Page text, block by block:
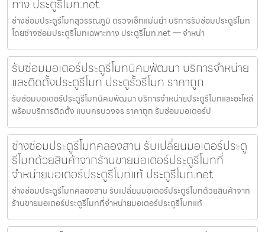
ทาง ประตูรีโมท.net
ช่างซ่อมประตูรีโมทสุวรรณภูมิ ตรวจเช็กแม่นยำ บริการรับซ่อมประตูรีโมท
โดยช่างซ่อมประตูรีโมทเฉพาะทาง ประตูรีโมท.net — จำหน่า
รับซ่อมมอเตอร์ประตูรีโมทนิคมพัฒนา บริการจำหน่าย
และติดตั้งประตูรีโมท ประตูรั้วรีโมท ราคาถูก
รับซ่อมมอเตอร์ประตูรีโมทนิคมพัฒนา บริการจำหน่ายประตูรีโมทและอะไหล่
พร้อมบริการติดตั้ง แบบครบวงจร ราคาถูก รับซ่อมมอเตอร์ป
ช่างซ่อมประตูรีโมทคลองสาน รับเปลี่ยนมอเตอร์ประตู
รีโมทด้วยสินค้าจากร้านขายมอเตอร์ประตูรีโมทที่
จำหน่ายมอเตอร์ประตูรีโมทแท้ ประตูรีโมท.net
ช่างซ่อมประตูรีโมทคลองสาน รับเปลี่ยนมอเตอร์ประตูรีโมทด้วยสินค้าจาก
ร้านขายมอเตอร์ประตูรีโมทที่จำหน่ายมอเตอร์ประตูรีโมทแท้